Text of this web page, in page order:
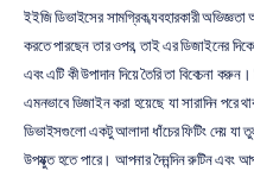
ইইজি ডিভাইসের সামগ্রিক ব্যবহারকারী
করতে পারছেন তার ওপর, তাই এর ডিজাইনের
এবং এটি কী উপাদান দিয়ে তৈরি তা বিবেচনা
এমনভাবে ডিজাইন করা হয়েছে যা সারাদিন পরে
ডিভাইসগুলো একটু আলাদা ধাঁচের ফিটিং দেয় যা
উপযুক্ত হতে পারে। আপনার দৈনন্দিন রুটিন এবং